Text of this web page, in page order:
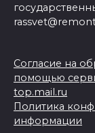
Согласие на
помощью
top.mail.ru
Политика
информации